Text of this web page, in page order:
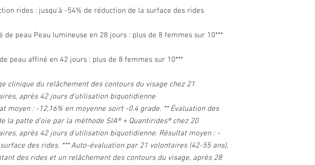
rides : jusqu'à -54% de réduction de la surface des rides
de peau Peau lumineuse en 28 jours : plus de 8 femmes sur 10***
peau affiné en 42 jours : plus de 8 femmes sur 10***
clinique du relâchement des contours du visage chez 21
après 42 jours d'utilisation biquotidienne
moyen : -12,16% en moyenne soirt -0.4 grade. ** Évaluation des
la patte d’oie par la méthode SIA® + Quantirides® chez 20
après 42 jours d’utilisation biquotidienne. Résultat moyen : -
des rides. *** Auto-évaluation par 21 volontaires (42-55 ans),
des rides et un relâchement des contours du visage, après 28